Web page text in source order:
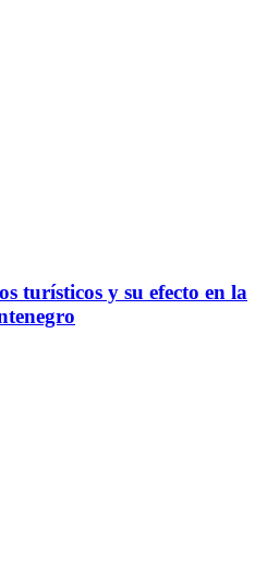
turísticos y su efecto en la